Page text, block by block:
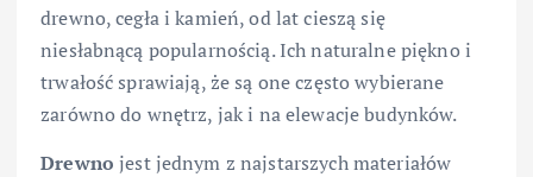
drewno, cegła i kamień, od lat cieszą się
niesłabnącą popularnością. Ich naturalne piękno i
trwałość sprawiają, że są one często wybierane
zarówno do wnętrz, jak i na elewacje budynków.
Drewno jest jednym z najstarszych materiałów